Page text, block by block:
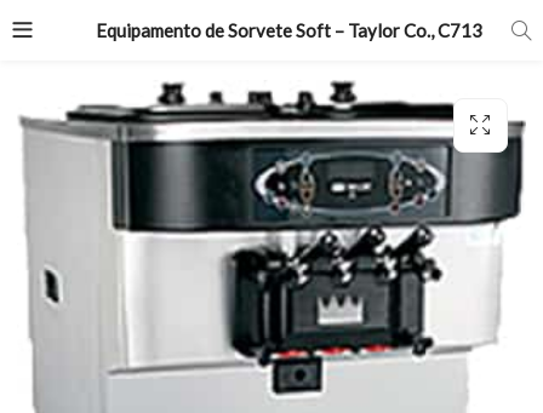
Equipamento de Sorvete Soft – Taylor Co., C713